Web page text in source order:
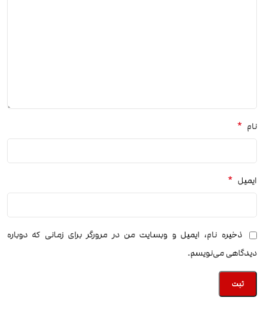
نام *
ایمیل *
ذخیره نام، ایمیل و وبسایت من در مرورگر برای زمانی که دوباره
دیدگاهی می‌نویسم.